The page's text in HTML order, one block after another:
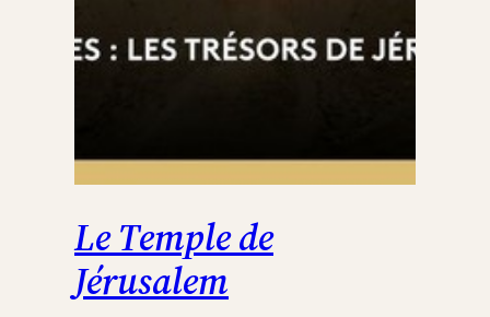
Le Temple de
Jérusalem